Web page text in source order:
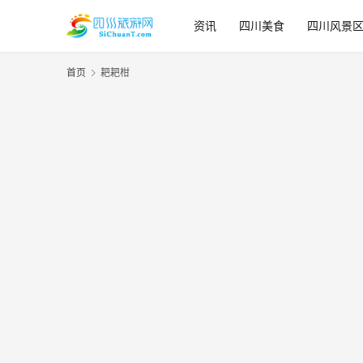
资讯 四川美食 四川风景区
首页 耙耙柑